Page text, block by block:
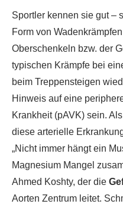
Sportler kennen sie gut –
Form von
Oberschenkeln bzw. der
typischen Krämpfe bei
beim Treppensteigen
Hinweis auf eine
Krankheit (pAVK) sein. Als
diese arterielle
„Nicht immer hängt ein
Magnesium Mangel
Ahmed Koshty, der die
Aorten Zentrum leitet.